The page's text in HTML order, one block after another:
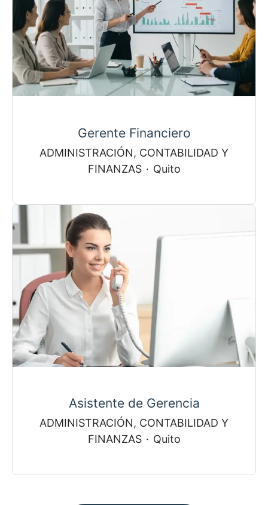
Gerente Financiero
ADMINISTRACIÓN, CONTABILIDAD Y
FINANZAS · Quito
Asistente de Gerencia
ADMINISTRACIÓN, CONTABILIDAD Y
FINANZAS · Quito